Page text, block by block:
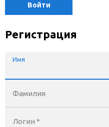
Войти
Регистрация
Имя
Фамилия
Логин *